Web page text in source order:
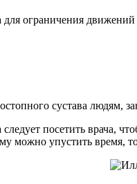
ограничения
сустава
посетить врача,
можно упустить время,